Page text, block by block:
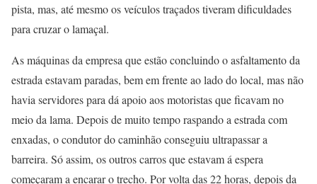
pista, mas, até mesmo os veículos traçados tiveram dificuldades
para cruzar o lamaçal.
As máquinas da empresa que estão concluindo o asfaltamento da
estrada estavam paradas, bem em frente ao lado do local, mas não
havia servidores para dá apoio aos motoristas que ficavam no
meio da lama. Depois de muito tempo raspando a estrada com
enxadas, o condutor do caminhão conseguiu ultrapassar a
barreira. Só assim, os outros carros que estavam á espera
começaram a encarar o trecho. Por volta das 22 horas, depois da